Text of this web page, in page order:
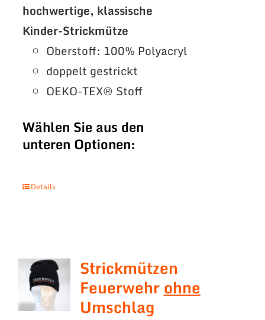
hochwertige, klassische
Kinder-Strickmütze
Oberstoff: 100% Polyacryl
doppelt gestrickt
OEKO-TEX® Stoff
Wählen Sie aus den
unteren Optionen:
Details
Strickmützen
Feuerwehrohne
Umschlag